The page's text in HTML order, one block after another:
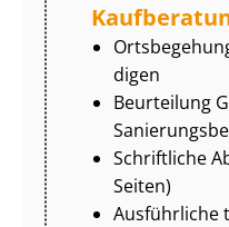
di­gen
Beurteilung
Schriftliche
Seiten)
Ausführliche